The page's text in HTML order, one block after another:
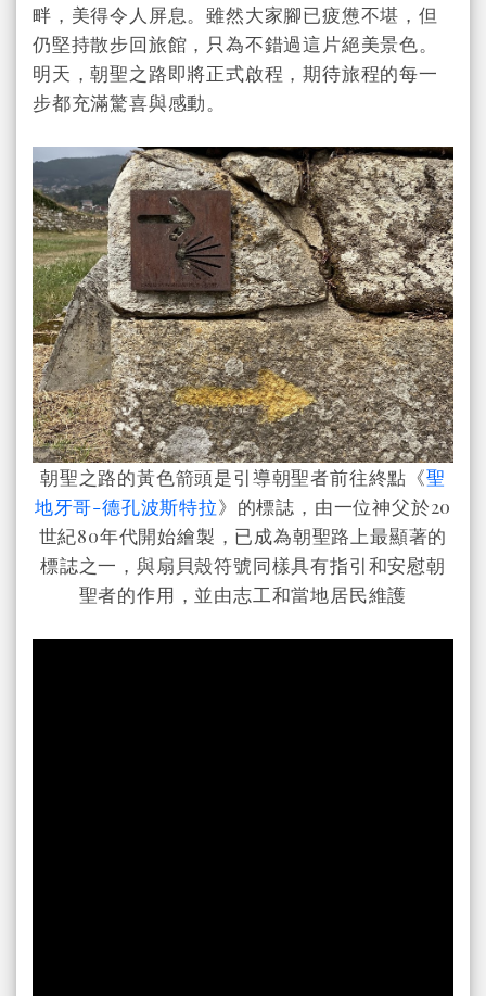
畔，美得令人屏息。雖然大家腳已疲憊不堪，但
仍堅持散步回旅館，只為不錯過這片絕美景色。
明天，朝聖之路即將正式啟程，期待旅程的每一
步都充滿驚喜與感動。
朝聖之路的黃色箭頭是引導朝聖者前往終點《聖
地牙哥-德孔波斯特拉》的標誌，由一位神父於20
世紀80年代開始繪製，已成為朝聖路上最顯著的
標誌之一，與扇貝殼符號同樣具有指引和安慰朝
聖者的作用，並由志工和當地居民維護